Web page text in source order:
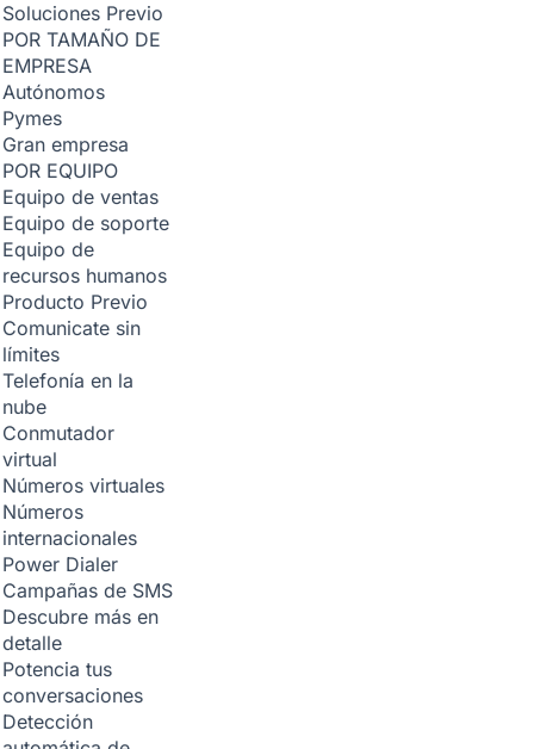
Soluciones Previo
POR TAMAÑO DE
EMPRESA
Autónomos
Pymes
Gran empresa
POR EQUIPO
Equipo de ventas
Equipo de soporte
Equipo de
recursos humanos
Producto Previo
Comunicate sin
límites
Telefonía en la
nube
Conmutador
virtual
Números virtuales
Números
internacionales
Power Dialer
Campañas de SMS
Descubre más en
detalle
Potencia tus
conversaciones
Detección